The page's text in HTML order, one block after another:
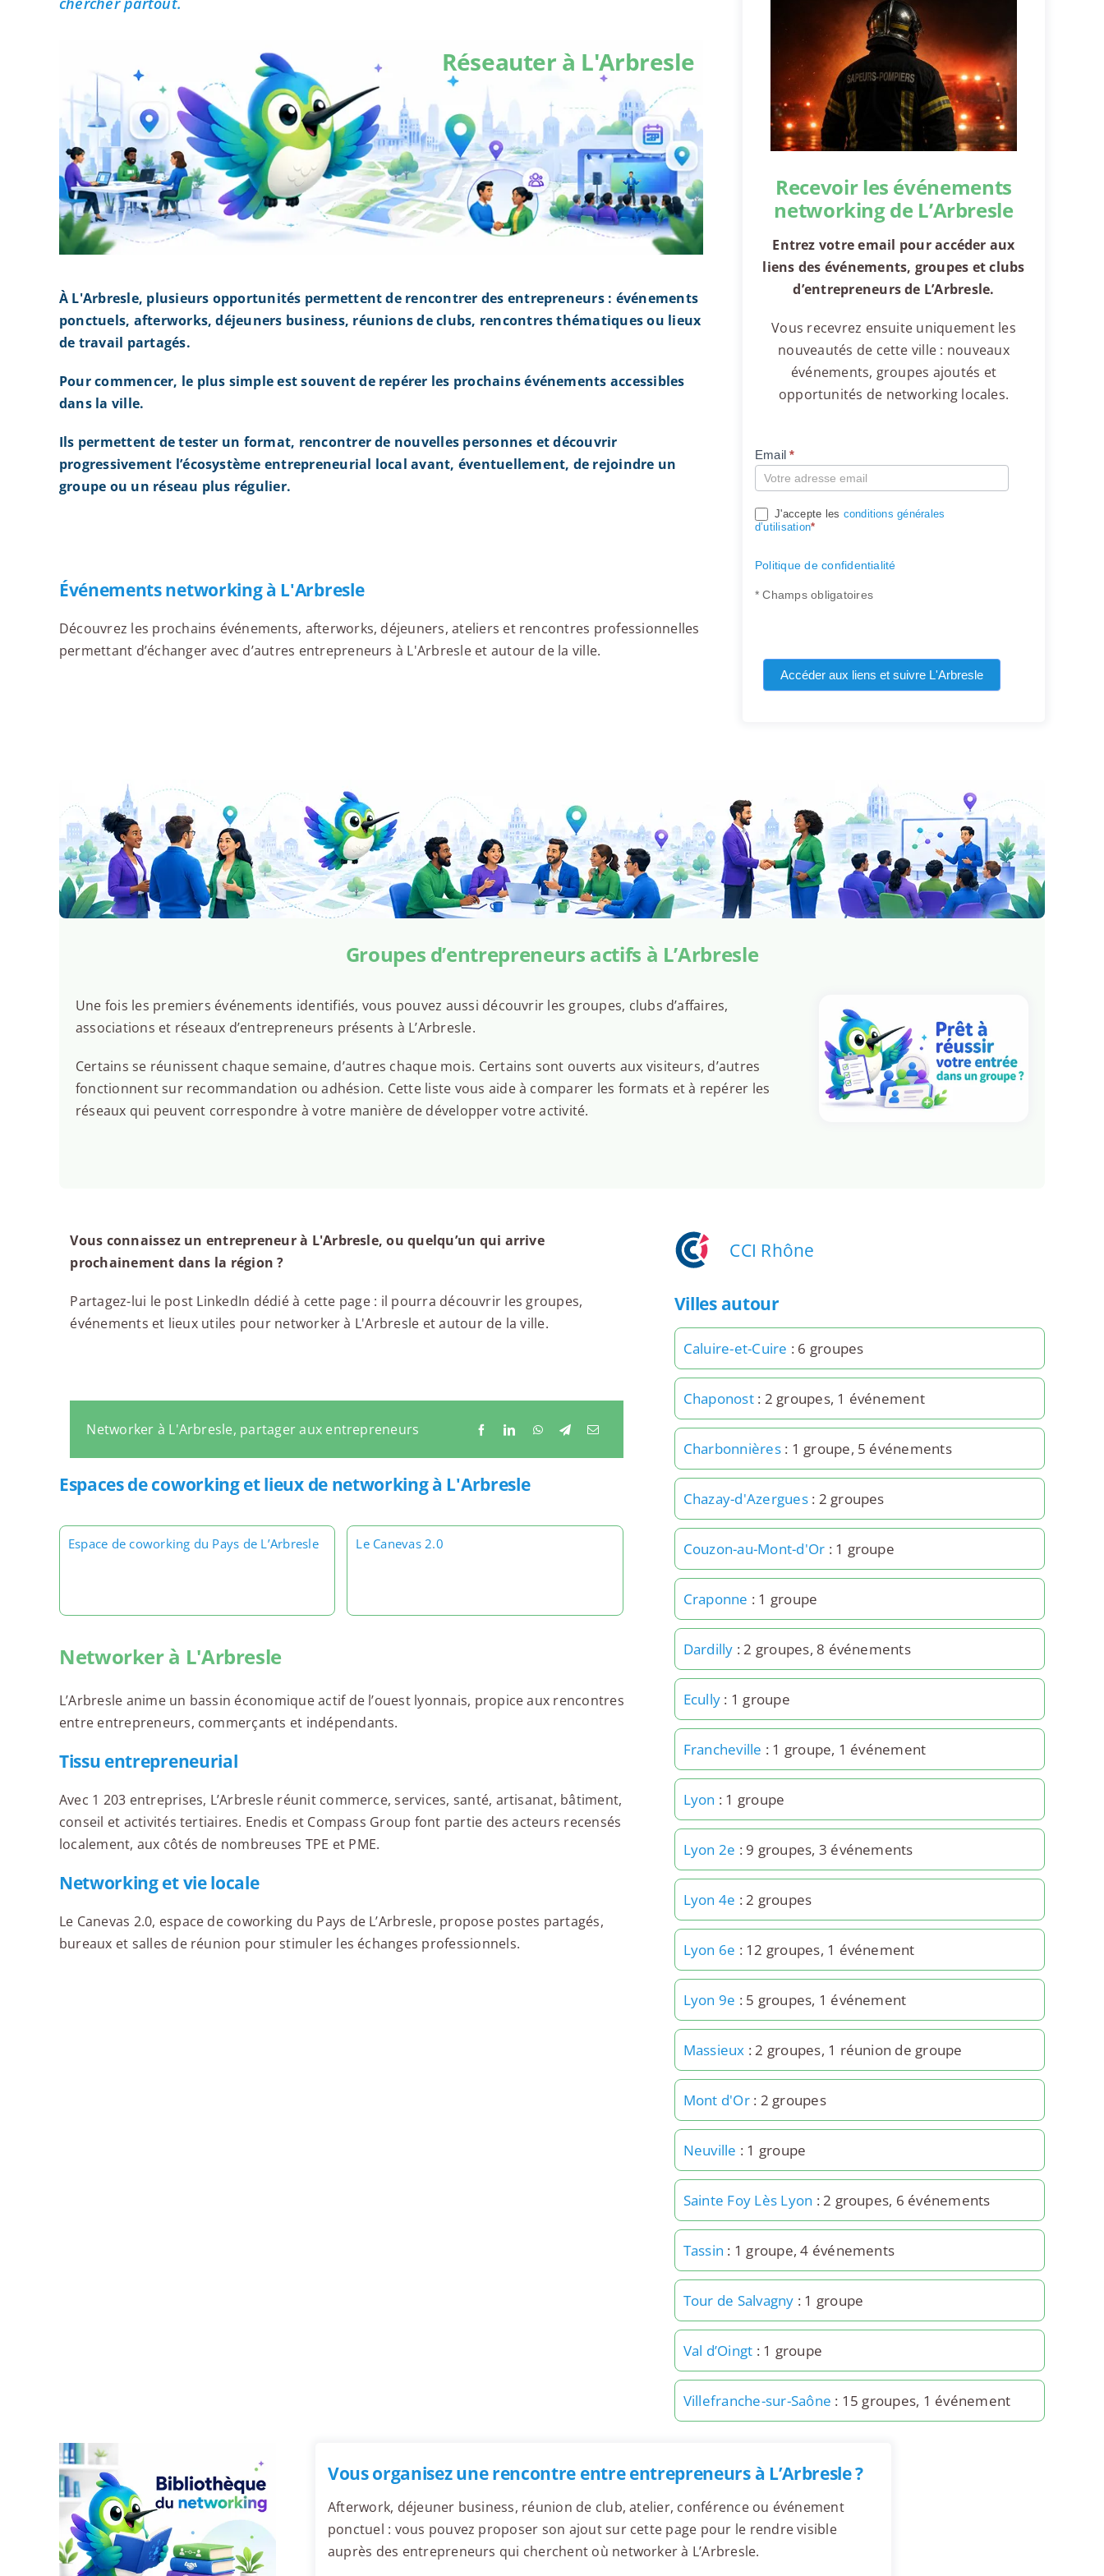
Réseauter à L'Arbresle
À L'Arbresle, plusieurs opportunités permettent de rencontrer des entrepreneurs : événements
ponctuels, afterworks, déjeuners business, réunions de clubs, rencontres thématiques ou lieux
de travail partagés.
Pour commencer, le plus simple est souvent de repérer les prochains événements accessibles
dans la ville.
Ils permettent de tester un format, rencontrer de nouvelles personnes et découvrir
progressivement l’écosystème entrepreneurial local avant, éventuellement, de rejoindre un
groupe ou un réseau plus régulier.
Événements networking à L'Arbresle
Découvrez les prochains événements, afterworks, déjeuners, ateliers et rencontres professionnelles
permettant d’échanger avec d’autres entrepreneurs à L'Arbresle et autour de la ville.
Recevoir les événements
networking de L’Arbresle
Entrez votre email pour accéder aux
liens des événements, groupes et clubs
d’entrepreneurs de L’Arbresle.
Vous recevrez ensuite uniquement les
nouveautés de cette ville : nouveaux
événements, groupes ajoutés et
opportunités de networking locales.
Compte
Email*
J'accepte les conditions générales
d’utilisation*
Politique de confidentialité
* Champs obligatoires
Accéder aux liens et suivre L'Arbresle
Groupes d’entrepreneurs actifs à L’Arbresle
Une fois les premiers événements identifiés, vous pouvez aussi découvrir les groupes, clubs d’affaires,
associations et réseaux d’entrepreneurs présents à L’Arbresle.
Certains se réunissent chaque semaine, d’autres chaque mois. Certains sont ouverts aux visiteurs, d’autres
fonctionnent sur recommandation ou adhésion. Cette liste vous aide à comparer les formats et à repérer les
réseaux qui peuvent correspondre à votre manière de développer votre activité.
Vous connaissez un entrepreneur à L'Arbresle, ou quelqu’un qui arrive
prochainement dans la région ?
Partagez-lui le post LinkedIn dédié à cette page : il pourra découvrir les groupes,
événements et lieux utiles pour networker à L'Arbresle et autour de la ville.
Networker à L'Arbresle, partager aux entrepreneurs
Espaces de coworking et lieux de networking à L'Arbresle
Espace de coworking du Pays de L’Arbresle Le Canevas 2.0
Networker à L'Arbresle
L’Arbresle anime un bassin économique actif de l’ouest lyonnais, propice aux rencontres
entre entrepreneurs, commerçants et indépendants.
Tissu entrepreneurial
Avec 1 203 entreprises, L’Arbresle réunit commerce, services, santé, artisanat, bâtiment,
conseil et activités tertiaires. Enedis et Compass Group font partie des acteurs recensés
localement, aux côtés de nombreuses TPE et PME.
Networking et vie locale
Le Canevas 2.0, espace de coworking du Pays de L’Arbresle, propose postes partagés,
bureaux et salles de réunion pour stimuler les échanges professionnels.
CCI Rhône
Villes autour
Caluire-et-Cuire : 6 groupes
Chaponost: 2 groupes, 1 événement
Charbonnières: 1 groupe, 5 événements
Chazay-d'Azergues: 2 groupes
Couzon-au-Mont-d'Or : 1 groupe
Craponne : 1 groupe
Dardilly : 2 groupes, 8 événements
Ecully : 1 groupe
Francheville : 1 groupe, 1 événement
Lyon : 1 groupe
Lyon 2e : 9 groupes, 3 événements
Lyon 4e : 2 groupes
Lyon 6e : 12 groupes, 1 événement
Lyon 9e : 5 groupes, 1 événement
Massieux : 2 groupes, 1 réunion de groupe
Mont d'Or: 2 groupes
Neuville : 1 groupe
Sainte Foy Lès Lyon : 2 groupes, 6 événements
Tassin : 1 groupe, 4 événements
Tour de Salvagny : 1 groupe
Val d’Oingt : 1 groupe
Villefranche-sur-Saône : 15 groupes, 1 événement
Vous organisez une rencontre entre entrepreneurs à L’Arbresle ?
Afterwork, déjeuner business, réunion de club, atelier, conférence ou événement
ponctuel : vous pouvez proposer son ajout sur cette page pour le rendre visible
auprès des entrepreneurs qui cherchent où networker à L’Arbresle.